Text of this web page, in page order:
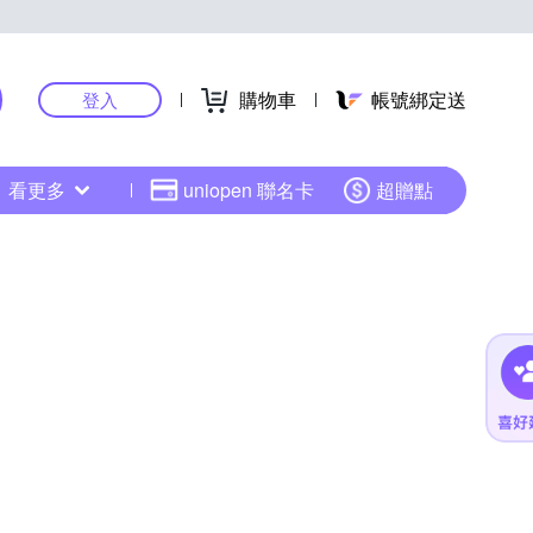
登入 購物車 帳號綁定送
看更多 uniopen 聯名卡 超贈點